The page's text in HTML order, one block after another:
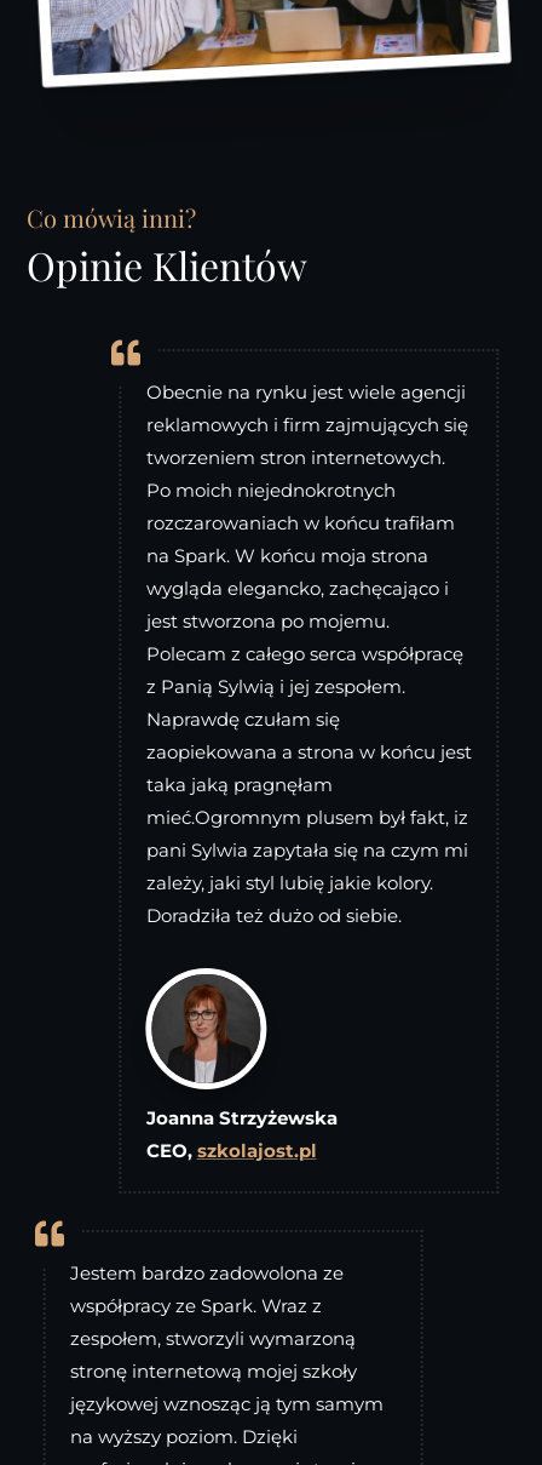
Co mówią inni?
Opinie Klientów
Obecnie na rynku jest wiele agencji
reklamowych i firm zajmujących się
tworzeniem stron internetowych.
Po moich niejednokrotnych
rozczarowaniach w końcu trafiłam
na Spark. W końcu moja strona
wygląda elegancko, zachęcająco i
jest stworzona po mojemu.
Polecam z całego serca współpracę
z Panią Sylwią i jej zespołem.
Naprawdę czułam się
zaopiekowana a strona w końcu jest
taka jaką pragnęłam
mieć.Ogromnym plusem był fakt, iz
pani Sylwia zapytała się na czym mi
zależy, jaki styl lubię jakie kolory.
Doradziła też dużo od siebie.

Joanna Strzyżewska
CEO, szkolajost.pl
Jestem bardzo zadowolona ze
współpracy ze Spark. Wraz z
zespołem, stworzyli wymarzoną
stronę internetową mojej szkoły
językowej wznosząc ją tym samym
na wyższy poziom. Dzięki
